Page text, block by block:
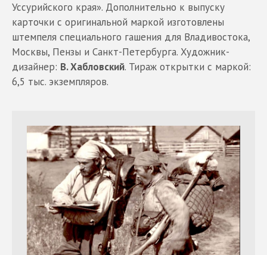
Уссурийского края». Дополнительно к выпуску
карточки с оригинальной маркой изготовлены
штемпеля специального гашения для Владивостока,
Москвы, Пензы и Санкт-Петербурга. Художник-
дизайнер: В. Хабловский. Тираж открытки с маркой:
6,5 тыс. экземпляров.